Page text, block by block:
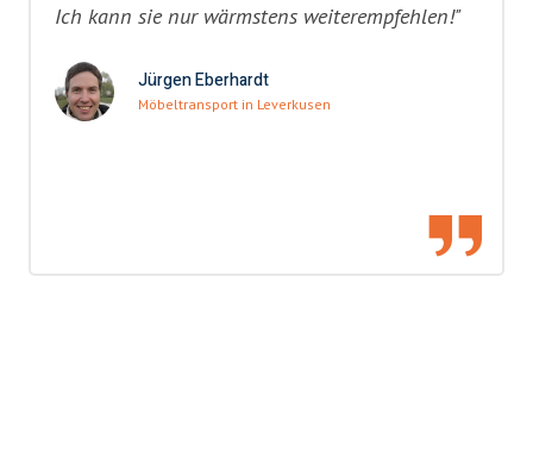
Ich kann sie nur wärmstens weiterempfehlen!"
Jürgen Eberhardt
Möbeltransport in Leverkusen